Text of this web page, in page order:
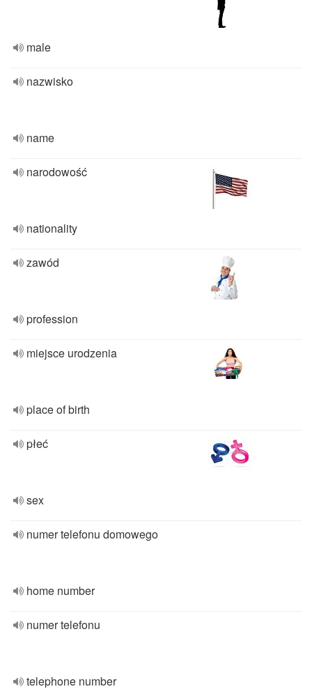
male
nazwisko
name
narodowość
nationality
zawód
profession
miejsce urodzenia
place of birth
płeć
sex
numer telefonu domowego
home number
numer telefonu
telephone number